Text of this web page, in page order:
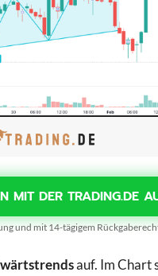
MIT DER TRADING.DE
und mit 14-tägigem
auf. Im Chart